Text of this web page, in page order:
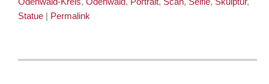
Statue | Permalink